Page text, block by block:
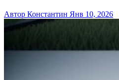
Автор Константин Янв 10, 2026